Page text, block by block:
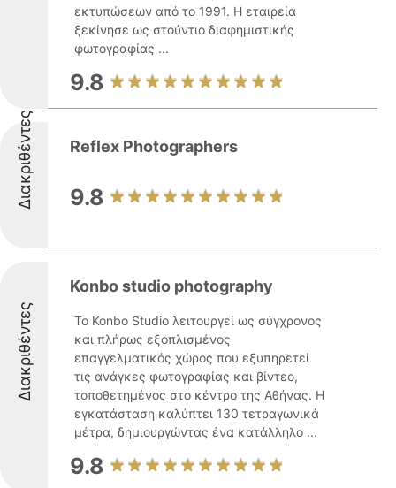
εκτυπώσεων από το 1991. Η εταιρεία
ξεκίνησε ως στούντιο διαφημιστικής
φωτογραφίας ...
9.8
Διακριθέντες Reflex Photographers
9.8
Διακριθέντες
Konbo studio photography
Το Konbo Studio λειτουργεί ως σύγχρονος
και πλήρως εξοπλισμένος
επαγγελματικός χώρος που εξυπηρετεί
τις ανάγκες φωτογραφίας και βίντεο,
τοποθετημένος στο κέντρο της Αθήνας. Η
εγκατάσταση καλύπτει 130 τετραγωνικά
μέτρα, δημιουργώντας ένα κατάλληλο ...
9.8